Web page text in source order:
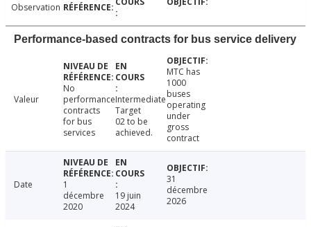
Observation
Performance-based contracts for bus service delivery
Valeur
No
performance
contracts
for bus
services
Intermediate
Target
02 to be
achieved.
MTC has
1000
buses
operating
under
gross
contract
Date
1
décembre
2020
19 juin
2024
31
décembre
2026